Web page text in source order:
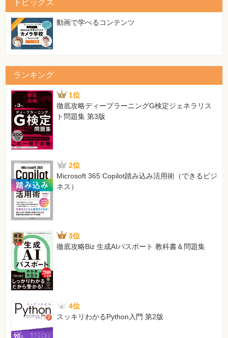
トピックス
動画で学べるコンテンツ
ランキング
1位
徹底攻略ディープラーニングG検定ジェネラリス
ト問題集 第3版
2位
Microsoft 365 Copilot踏み込み活用術（できるビジ
ネス）
3位
徹底攻略Biz 生成AIパスポート 教科書＆問題集
4位
スッキリわかるPython入門 第2版